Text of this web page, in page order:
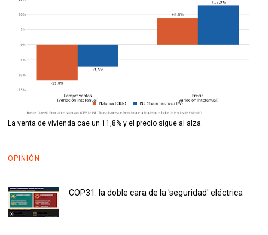
La venta de vivienda cae un 11,8% y el precio sigue al alza
OPINIÓN
COP31: la doble cara de la 'seguridad' eléctrica